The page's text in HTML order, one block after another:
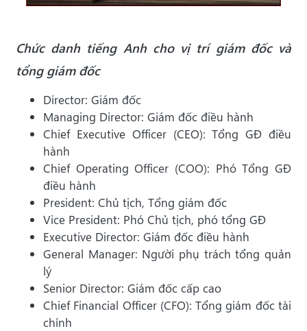
Chức danh tiếng Anh cho vị trí giám đốc và
tổng giám đốc
Director: Giám đốc
Managing Director: Giám đốc điều hành
Chief Executive Officer (CEO): Tổng GĐ điều
hành
Chief Operating Officer (COO): Phó Tổng GĐ
điều hành
President: Chủ tịch, Tổng giám đốc
Vice President: Phó Chủ tịch, phó tổng GĐ
Executive Director: Giám đốc điều hành
General Manager: Người phụ trách tổng quản
lý
Senior Director: Giám đốc cấp cao
Chief Financial Officer (CFO): Tổng giám đốc tài
chính